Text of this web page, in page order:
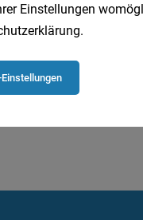
und
Einstellungen
.